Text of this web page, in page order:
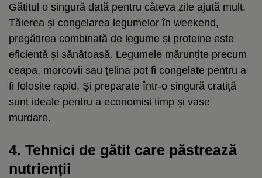
Gătitul o singură dată pentru câteva zile ajută mult.
Tăierea și congelarea legumelor în weekend,
pregătirea combinată de legume și proteine este
eficientă și sănătoasă. Legumele mărunțite precum
ceapa, morcovii sau țelina pot fi congelate pentru a
fi folosite rapid. Și preparate într-o singură cratiță
sunt ideale pentru a economisi timp și vase
murdare.
4. Tehnici de gătit care păstrează
nutrienții